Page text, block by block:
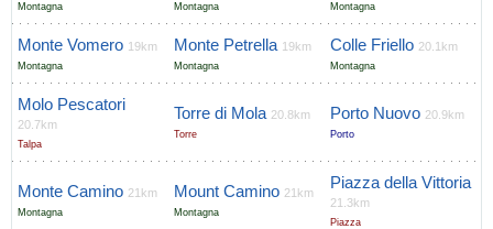
Montagna Montagna Montagna
Monte Vomero 19km
Montagna
Monte Petrella 19km
Montagna
Colle Friello 20.1km
Montagna
Molo Pescatori
20.7km
Talpa
Torre di Mola 20.8km
Torre
Porto Nuovo 20.9km
Porto
Monte Camino 21km
Montagna
Mount Camino 21km
Montagna
Piazza della Vittoria
21.3km
Piazza